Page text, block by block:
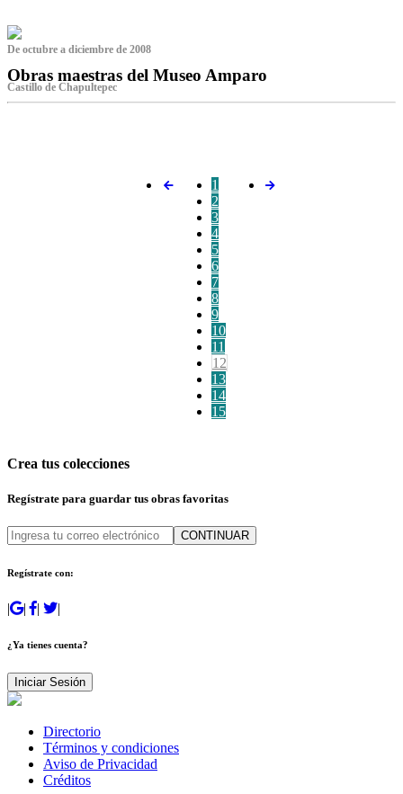
De octubre a diciembre de 2008
Obras maestras del Museo Amparo
Castillo de Chapultepec
1
2
3
4
5
6
7
8
9
10
11
12
13
14
15
Crea tus colecciones
Regístrate para guardar tus obras favoritas
CONTINUAR
Regístrate con:
| | | |
¿Ya tienes cuenta?
Iniciar Sesión
Directorio
Términos y condiciones
Aviso de Privacidad
Créditos